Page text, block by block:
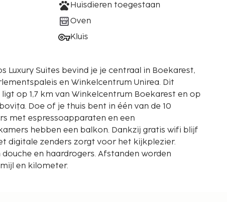
Huisdieren toegestaan
Oven
Kluis
Luxury Suites bevind je je centraal in Boekarest,
en Winkelcentrum Unirea. Dit
op 1,7 km van Winkelcentrum Boekarest en op
Doe of je thuis bent in één van de 10
met espressoapparaten en een
hebben een balkon. Dankzij gratis wifi blijf
digitale zenders zorgt voor het kijkplezier.
en haardrogers. Afstanden worden
en kilometer.